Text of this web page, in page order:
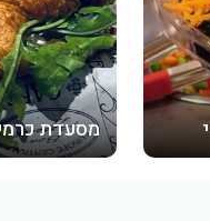
מסעדת